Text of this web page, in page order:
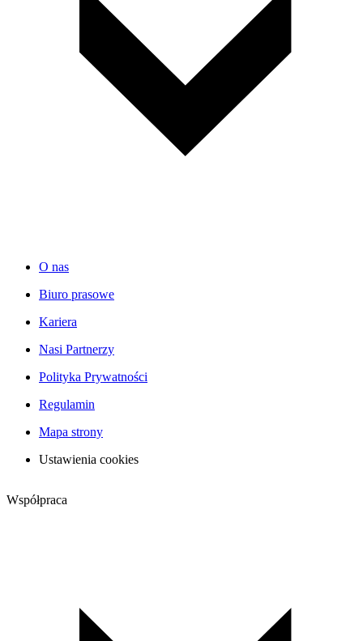
O nas
Biuro prasowe
Kariera
Nasi Partnerzy
Polityka Prywatności
Regulamin
Mapa strony
Ustawienia cookies
Współpraca